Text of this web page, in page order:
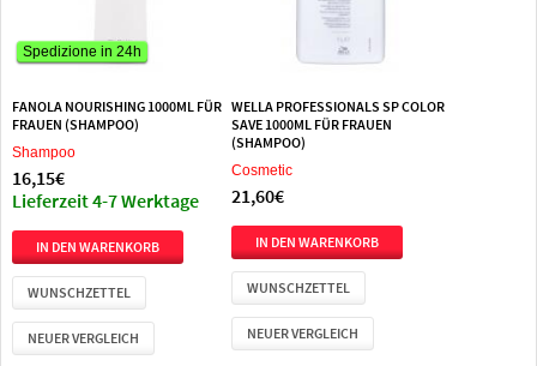
Spedizione in 24h
FANOLA NOURISHING 1000ML FÜR
FRAUEN (SHAMPOO)
Shampoo
16,15€
Lieferzeit 4-7 Werktage
WUNSCHZETTEL
NEUER VERGLEICH
WELLA PROFESSIONALS SP COLOR
SAVE 1000ML FÜR FRAUEN
(SHAMPOO)
Cosmetic
21,60€
WUNSCHZETTEL
NEUER VERGLEICH